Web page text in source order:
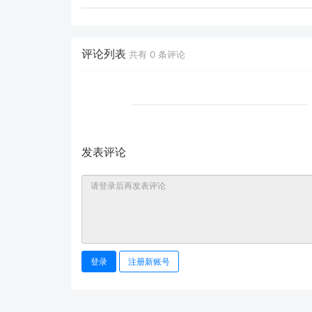
评论列表 共有 0 条评论
发表评论
登录 注册新账号